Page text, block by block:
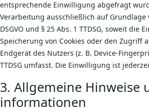
entsprechende Einwilligung abgefragt
Verarbeitung ausschließlich auf Grundlage
DSGVO und § 25 Abs. 1 TTDSG, soweit die
Speicherung von Cookies oder den Zugriff
Endgerät des Nutzers (z. B. Device-
TTDSG umfasst. Die Einwilligung ist
3. Allgemeine Hinweise
informationen